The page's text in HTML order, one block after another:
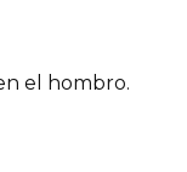
el hombro.